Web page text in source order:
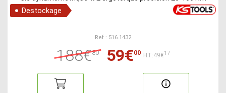
Destockage
Ref : 516.1432
188€80 59€00 HT:49€17